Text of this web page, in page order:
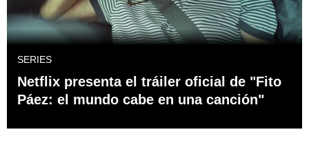
SERIES
Netflix presenta el tráiler oficial de "Fito
Páez: el mundo cabe en una canción"